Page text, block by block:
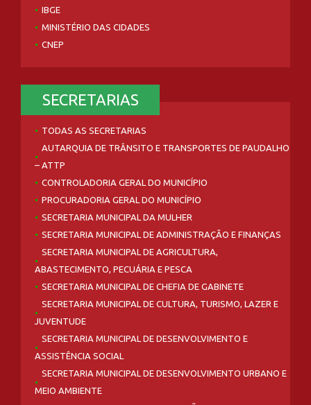
IBGE
MINISTÉRIO DAS CIDADES
CNEP
SECRETARIAS
TODAS AS SECRETARIAS
AUTARQUIA DE TRÂNSITO E TRANSPORTES DE PAUDALHO
– ATTP
CONTROLADORIA GERAL DO MUNICÍPIO
PROCURADORIA GERAL DO MUNICÍPIO
SECRETARIA MUNICIPAL DA MULHER
SECRETARIA MUNICIPAL DE ADMINISTRAÇÃO E FINANÇAS
SECRETARIA MUNICIPAL DE AGRICULTURA,
ABASTECIMENTO, PECUÁRIA E PESCA
SECRETARIA MUNICIPAL DE CHEFIA DE GABINETE
SECRETARIA MUNICIPAL DE CULTURA, TURISMO, LAZER E
JUVENTUDE
SECRETARIA MUNICIPAL DE DESENVOLVIMENTO E
ASSISTÊNCIA SOCIAL
SECRETARIA MUNICIPAL DE DESENVOLVIMENTO URBANO E
MEIO AMBIENTE